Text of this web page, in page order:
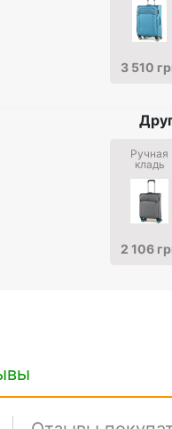
3 510
Ручная
кладь
2 106